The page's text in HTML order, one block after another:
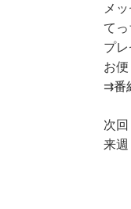
メ
て
プレ
お便
⇉番
次
来週